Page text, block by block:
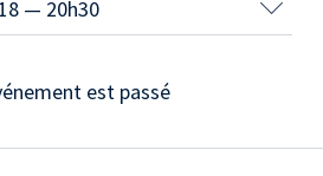
est passé